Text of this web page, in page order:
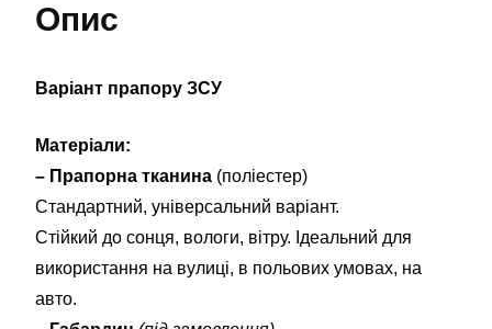
Опис
Варіант прапору ЗСУ
Матеріали:
– Прапорна тканина (поліестер)
Стандартний, універсальний варіант.
Стійкий до сонця, вологи, вітру. Ідеальний для
використання на вулиці, в польових умовах, на
авто.